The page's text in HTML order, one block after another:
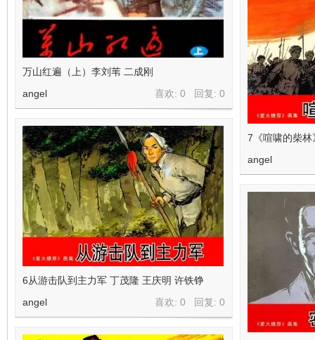
万山红遍（上）李刘苇 二成刚
喜欢: 0 回复: 0
angel
7《喧啸的柴林
angel
6从游击队到主力军 丁茂隆 王庆明 许铁铮
喜欢: 0 回复: 0
angel